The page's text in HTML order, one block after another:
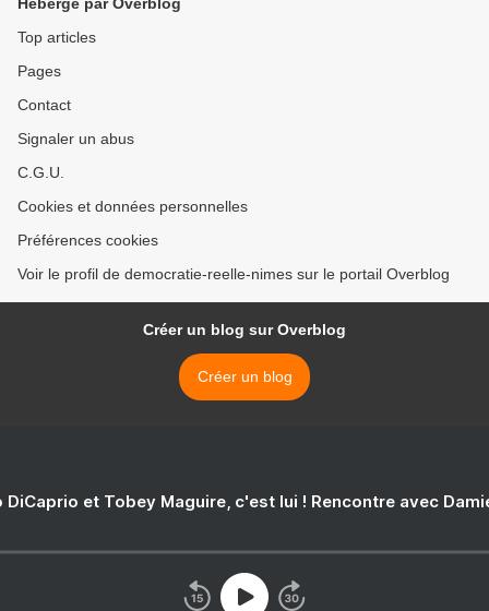
Top articles
Pages
Contact
Signaler un abus
C.G.U.
Cookies et données personnelles
Préférences cookies
Voir le profil de democratie-reelle-nimes sur le portail Overblog
Créer un blog sur Overblog
Créer un blog
DiCaprio et Tobey Maguire, c'est lui ! Rencontre avec